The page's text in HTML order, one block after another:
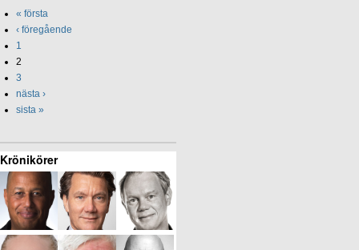
« första
‹ föregående
1
2
3
nästa ›
sista »
Krönikörer